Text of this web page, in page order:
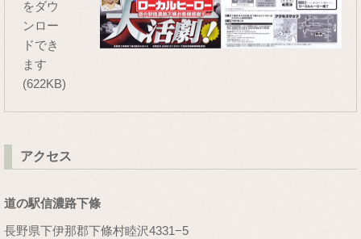
をダウ
ンロー
ドでき
ます
(622KB)
アクセス
道の駅信濃路下條
長野県下伊那郡下條村睦沢4331−5